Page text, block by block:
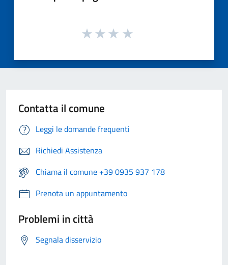
Contatta il comune
Leggi le domande frequenti
Richiedi Assistenza
Chiama il comune +39 0935 937 178
Prenota un appuntamento
Problemi in città
Segnala disservizio